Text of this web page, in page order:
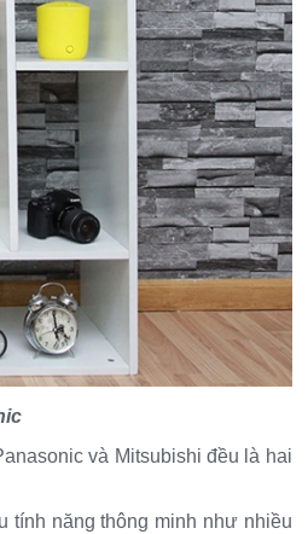
và Mitsubishi đều là hai
tính năng thông minh như nhiều